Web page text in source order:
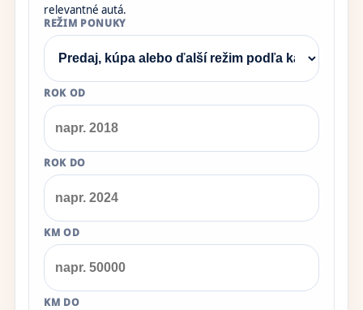
relevantné autá.
REŽIM PONUKY
ROK OD
ROK DO
KM OD
KM DO